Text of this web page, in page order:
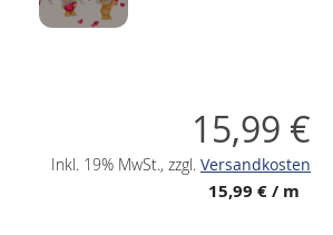
15,99 €
Inkl. 19% MwSt., zzgl. Versandkosten
15,99 €/ m